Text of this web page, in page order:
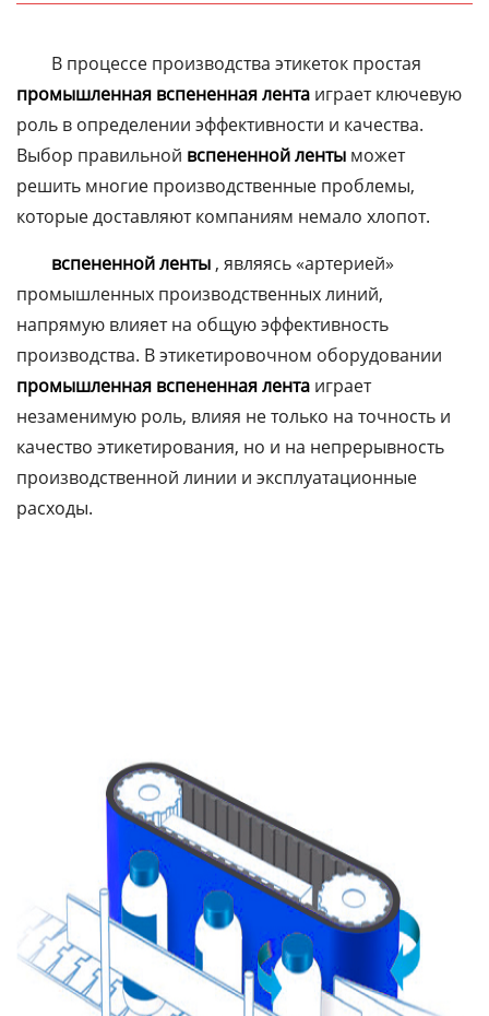
В процессе производства этикеток простая
промышленная вспененная лента играет ключевую
роль в определении эффективности и качества.
Выбор правильной вспененной ленты может
решить многие производственные проблемы,
которые доставляют компаниям немало хлопот.
вспененнойленты , являясь «артерией»
промышленных производственных линий,
напрямую влияет на общую эффективность
производства. В этикетировочном оборудовании
промышленная вспененная лента играет
незаменимую роль, влияя не только на точность и
качество этикетирования, но и на непрерывность
производственной линии и эксплуатационные
расходы.